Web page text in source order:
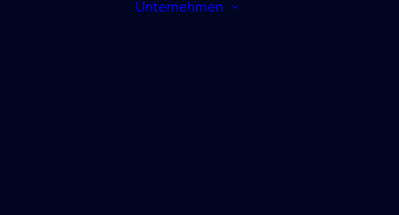
Unternehmen